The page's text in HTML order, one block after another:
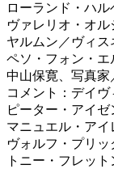
ローランド・ハ
ヴァレリオ・オ
ヤルムン／ヴィ
ペソ・フォン・
中山保寛、写真
コメント：デイ
ピーター・アイ
マニュエル・ア
ヴォルフ・プリ
トニー・フレッ